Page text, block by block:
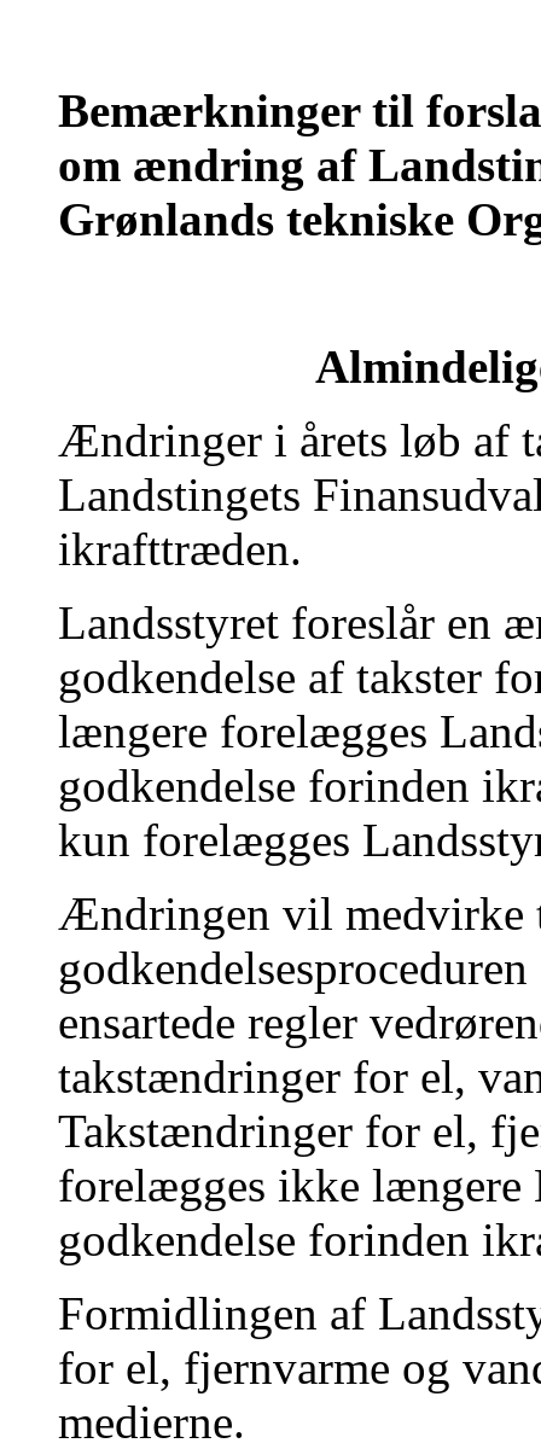
Bemærkninger til
om ændring af
Grønlands tekniske
Ændringer i årets løb af
Landstingets
ikrafttræden.
Landsstyret foreslår en
godkendelse af takster
længere forelægges
godkendelse forinden
kun forelægges
Ændringen vil medvirke
ensartede regler
takstændringer for el,
Takstændringer for el,
forelægges ikke længere
godkendelse forinden
Formidlingen af
for el, fjernvarme og
medierne.